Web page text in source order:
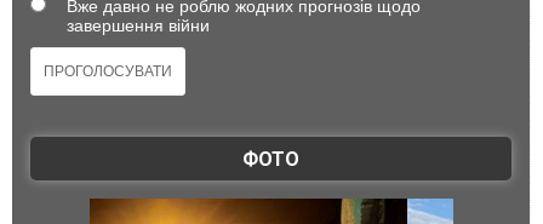
Вже давно не роблю жодних прогнозів щодо
завершення війни
ФОТО